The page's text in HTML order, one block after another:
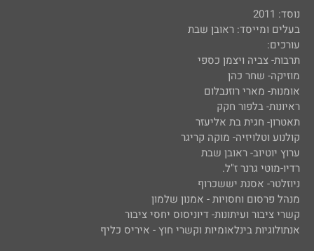
נוסד: 2011
בעלים ומייסד: ראובן שבת
עורכים:
תרבות- צביה ויצמן כספי
מוזיקה- שחר כהן
אומנות- מארי רוזנבלום
ראיונות- בלפור חקק
תאטרון- חגית בת אליעזר
קולנוע וטלויזיה- מוקה קריגר
ערוץ יוטיוב- ראובן שבת
רדיו-מוטי גרנר ז"ל.
ניוזלטר- אסנת יששכרוף
מנהל פרסום וחסויות - אמנון שלמון
קשרי ציבור ועיתונות- דיוניסוס יחסי ציבור
אנתולוגיות בינלאומיות וקשרי חוץ - איריס כליף